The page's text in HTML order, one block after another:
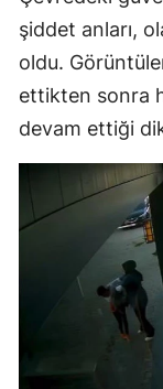
şiddet anları,
oldu.
ettikten sonra
devam ettiği